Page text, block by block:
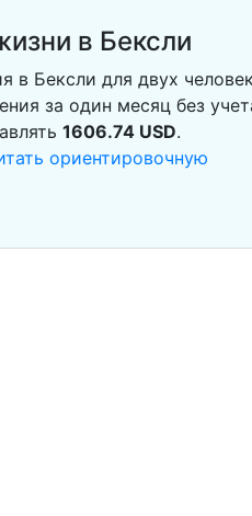
в Бексли
в Бексли для двух человек
за один месяц без
1606.74 USD.
ориентировочную